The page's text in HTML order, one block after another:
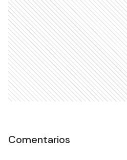
Comentarios